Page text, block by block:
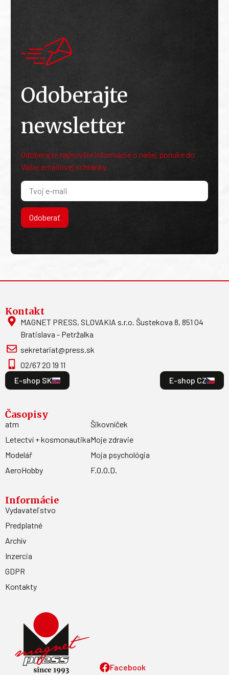
Odoberajte
newsletter
Odoberajte najnovšie informácie o našej ponuke do
Vašej emailovej schránky.
Odoberať
Facebook
Kontakt
MAGNET PRESS, SLOVAKIA s.r.o. Šustekova 8, 851 04
Bratislava - Petržalka
sekretariat@press.sk
02/67 20 19 11
E-shop SK
E-shop CZ
Časopisy
atm
Letectví + kosmonautika
Modelář
AeroHobby
Šikovníček
Moje zdravie
Moja psychológia
F.O.O.D.
Informácie
Vydavateľstvo
Predplatné
Archív
Inzercia
GDPR
Kontakty